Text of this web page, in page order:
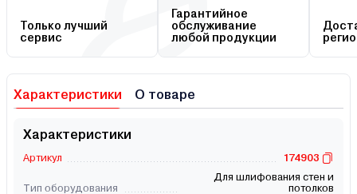
Только лучший
сервис
Гарантийное
обслуживание
любой продукции
Характеристики О товаре
Характеристики
Артикул 174903
Тип оборудования
Для шлифования стен и
потолков